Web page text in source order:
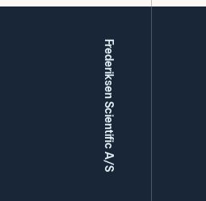
Frederiksen Scientific A/S